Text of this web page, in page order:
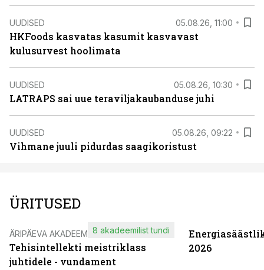
UUDISED 05.08.26, 11:00
HKFoods kasvatas kasumit kasvavast
kulusurvest hoolimata
UUDISED 05.08.26, 10:30
LATRAPS sai uue teraviljakaubanduse juhi
UUDISED 05.08.26, 09:22
Vihmane juuli pidurdas saagikoristust
ÜRITUSED
ÄRIPÄEVA AKADEEMIA
Tehisintellekti meistriklass
juhtidele - vundament
8 akadeemilist tundi
2026